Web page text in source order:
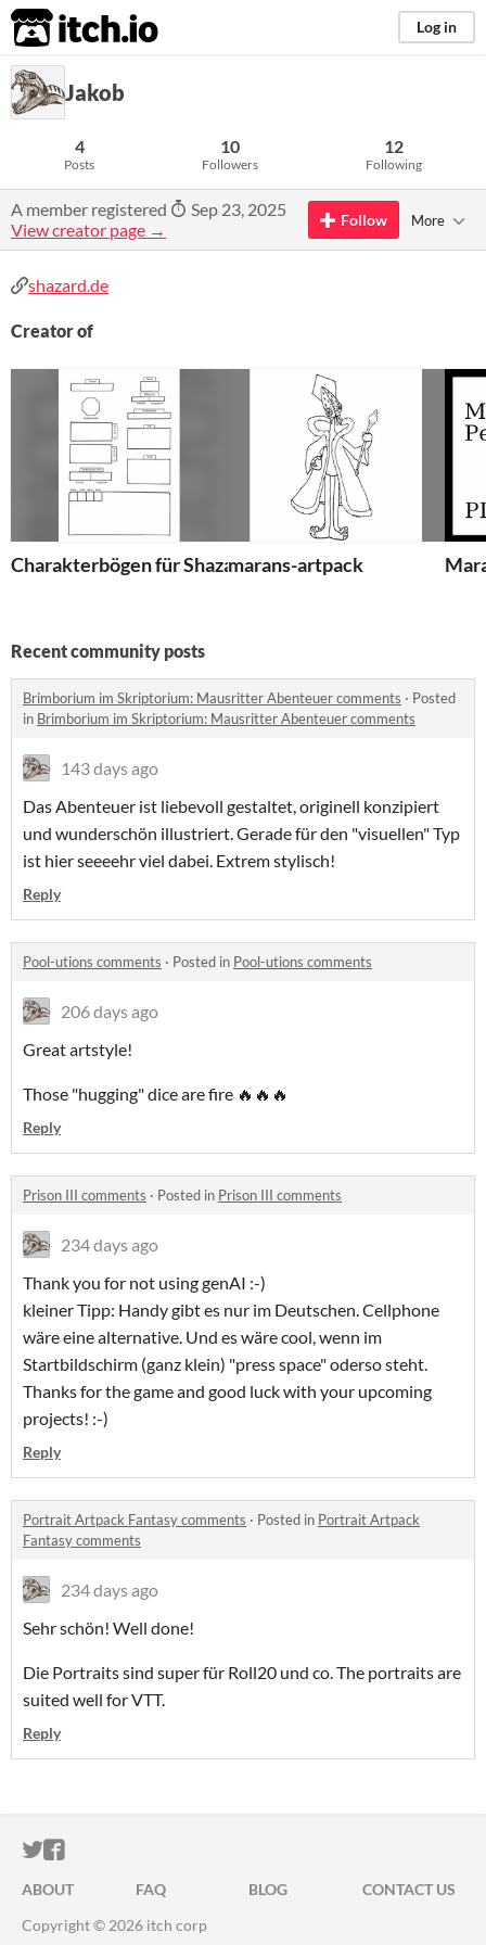
itch.io Log in
Jakob
4
Posts
10
Followers
12
Following
A member registered
Sep 23, 2025
View creator page →
Follow More
shazard.de
Creator of
Charakterbögen für Shazardmarans-artpack
Recent community posts
Brimborium im Skriptorium: Mausritter Abenteuer comments · Posted
in Brimborium im Skriptorium: Mausritter Abenteuer comments
143 days ago
Das Abenteuer ist liebevoll gestaltet, originell konzipiert
und wunderschön illustriert. Gerade für den "visuellen" Typ
ist hier seeeehr viel dabei. Extrem stylisch!
Reply
Pool-utions comments · Posted in Pool-utions comments
206 days ago
Great artstyle!
Those "hugging" dice are fire 🔥🔥🔥
Reply
Prison III comments · Posted in Prison III comments
234 days ago
Thank you for not using genAI :-)
kleiner Tipp: Handy gibt es nur im Deutschen. Cellphone
wäre eine alternative. Und es wäre cool, wenn im
Startbildschirm (ganz klein) "press space" oderso steht.
Thanks for the game and good luck with your upcoming
projects! :-)
Reply
Portrait Artpack Fantasy comments · Posted in Portrait Artpack
Fantasy comments
234 days ago
Sehr schön! Well done!
Die Portraits sind super für Roll20 und co. The portraits are
suited well for VTT.
Reply
ITCH.IO ON TWITTER
ITCH.IO ON FACEBOOK
ABOUT FAQ BLOG
CONTACT US
Copyright © 2026 itch corp